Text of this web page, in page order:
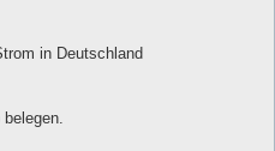
in Deutschland